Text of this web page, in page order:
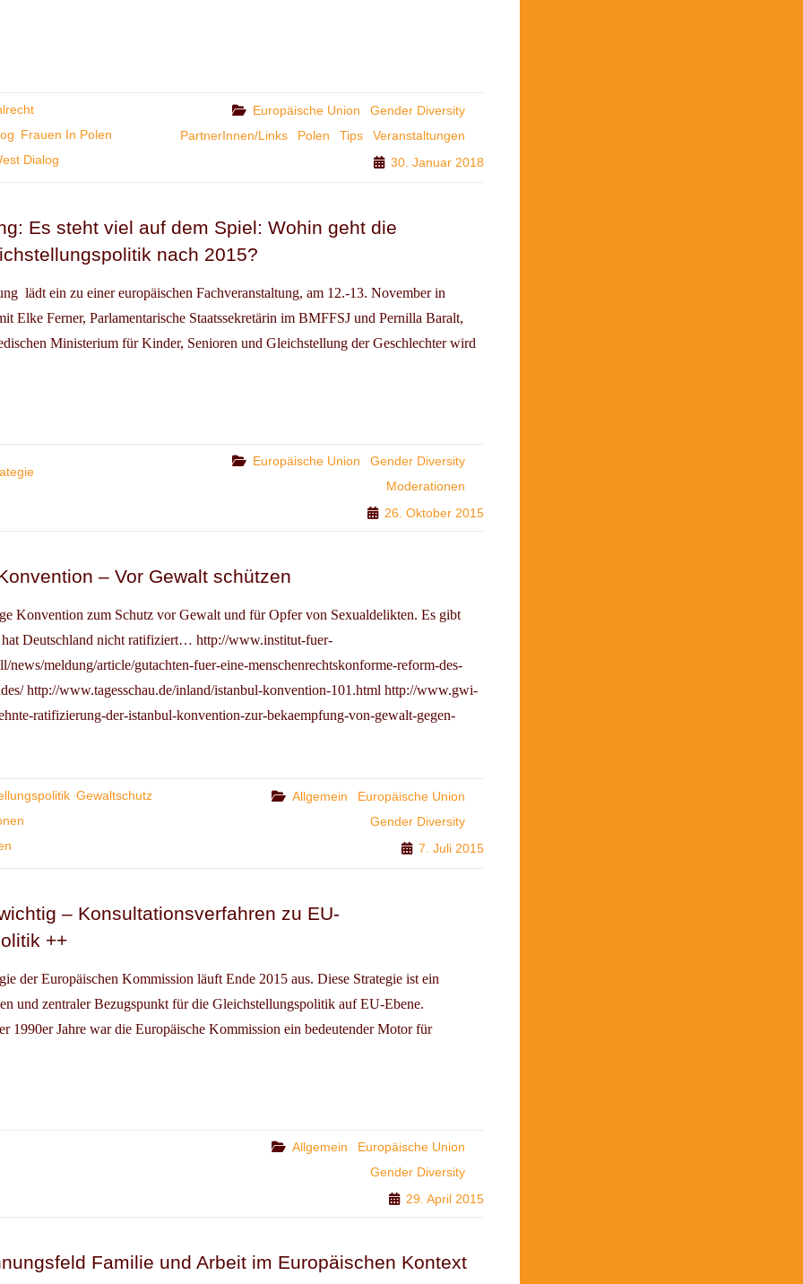
Frauen In Polen
Dialog
Categories
Europäische Union
Gender Diversity
PartnerInnen/Links
Polen Tips
Veranstaltungen
30. Januar 2018
Es steht viel auf dem Spiel: Wohin geht die
nach 2015?
lädt ein zu einer europäischen Fachveranstaltung, am 12.-13. November in
Elke Ferner, Parlamentarische Staatssekretärin im BMFFSJ und Pernilla Baralt,
Ministerium für Kinder, Senioren und Gleichstellung der Geschlechter wird
Categories
Europäische Union
Gender Diversity
Moderationen
26. Oktober 2015
– Vor Gewalt schützen
Konvention zum Schutz vor Gewalt und für Opfer von Sexualdelikten. Es gibt
Deutschland nicht ratifiziert… http://www.institut-fuer-
news/meldung/article/gutachten-fuer-eine-menschenrechtskonforme-reform-des-
http://www.tagesschau.de/inland/istanbul-konvention-101.html http://www.gwi-
ratifizierung-der-istanbul-konvention-zur-bekaempfung-von-gewalt-gegen-
Gewaltschutz
Categories
Allgemein
Europäische Union
Gender Diversity
7. Juli 2015
– Konsultationsverfahren zu EU-
++
der Europäischen Kommission läuft Ende 2015 aus. Diese Strategie ist ein
und zentraler Bezugspunkt für die Gleichstellungspolitik auf EU-Ebene.
1990er Jahre war die Europäische Kommission ein bedeutender Motor für
Categories
Allgemein
Europäische Union
Gender Diversity
29. April 2015
Familie und Arbeit im Europäischen Kontext